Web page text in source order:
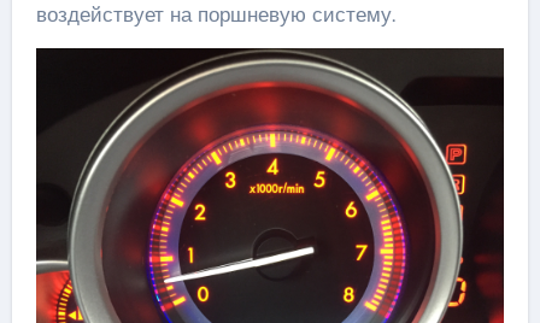
воздействует на поршневую систему.